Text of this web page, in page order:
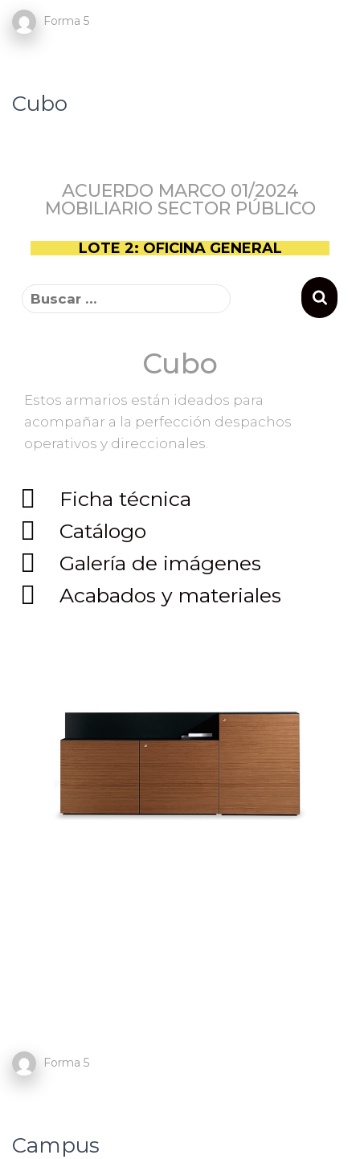
Forma 5
Cubo
ACUERDO MARCO 01/2024
MOBILIARIO SECTOR PÚBLICO
LOTE 2: OFICINA GENERAL
Cubo
Estos armarios están ideados para
acompañar a la perfección despachos
operativos y direccionales.
Ficha técnica
Catálogo
Galería de imágenes
Acabados y materiales
Forma 5
Campus